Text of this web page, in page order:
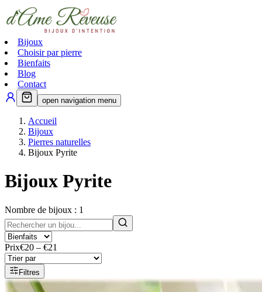
Bijoux
Choisir par pierre
Bienfaits
Blog
Contact
open navigation menu
Accueil
Bijoux
Pierres naturelles
Bijoux Pyrite
Bijoux Pyrite
Nombre de bijoux : 1
Prix€20 – €21
Filtres